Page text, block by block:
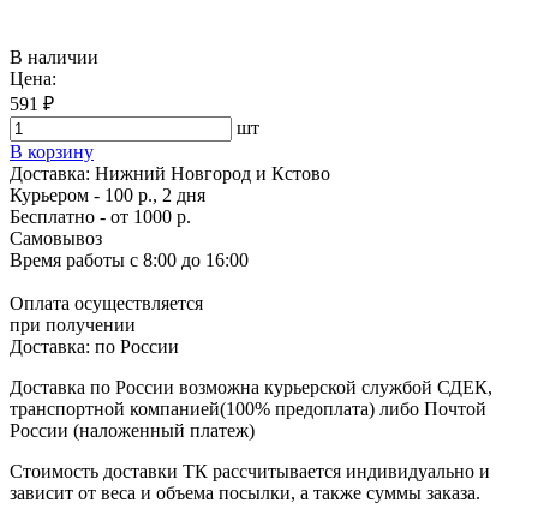
В наличии
Цена:
591 ₽
шт
В корзину
Доставка: Нижний Новгород и Кстово
Курьером - 100 р., 2 дня
Бесплатно - от 1000 р.
Самовывоз
Время работы с 8:00 до 16:00
Оплата осуществляется
при получении
Доставка: по России
Доставка по России возможна курьерской службой СДЕК,
транспортной компанией(100% предоплата) либо Почтой
России (наложенный платеж)
Стоимость доставки ТК рассчитывается индивидуально и
зависит от веса и объема посылки, а также суммы заказа.